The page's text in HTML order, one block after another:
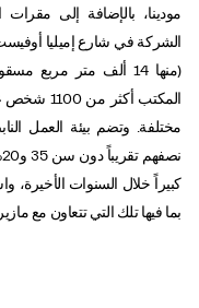
مودينا، بالإضافة إلى
كبيراً خلال السنوات
بما فيها تلك التي تتعاون مع